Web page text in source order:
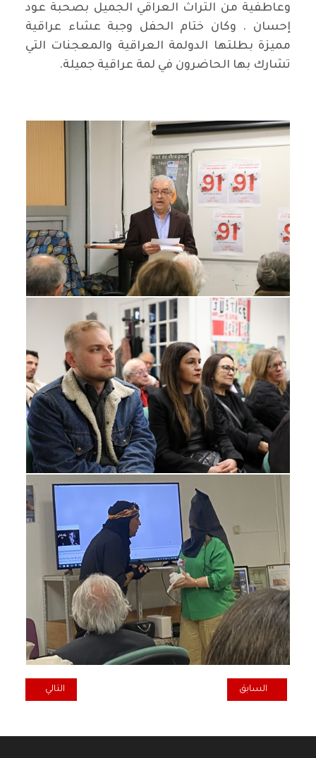
وعاطفية من التراث العراقي الجميل بصحبة عود
إحسان . وكان ختام الحفل وجبة عشاء عراقية
مميزة بطلتها الدولمة العراقية والمعجنات التي
تشارك بها الحاضرون في لمة عراقية جميلة.
المقال السابق: في هولندا بهجة غامرة بعيد الحزب
السابق المقال التالي:
التالي